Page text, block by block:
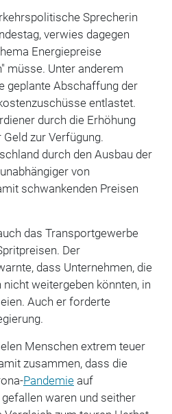
Sprecherin
verwies dagegen
Energiepreise
müsse. Unter anderem
geplante Abschaffung der
entlastet.
durch die Erhöhung
zur Verfügung.
durch den Ausbau der
von
schwankenden Preisen
das Transportgewerbe
Der
dass Unternehmen, die
weitergeben könnten, in
Auch er forderte
Menschen extrem teuer
zusammen, dass die
Pandemieauf
waren und seither